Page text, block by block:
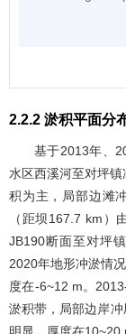
2.2.2 淤积平面分
基于2013年、
水区西溪河至对坪
积为主，局部边滩
（距坝167.7 km）
JB190断面至对坪
2020年地形冲淤情
度在-6~12 m。
淤积带，局部边岸